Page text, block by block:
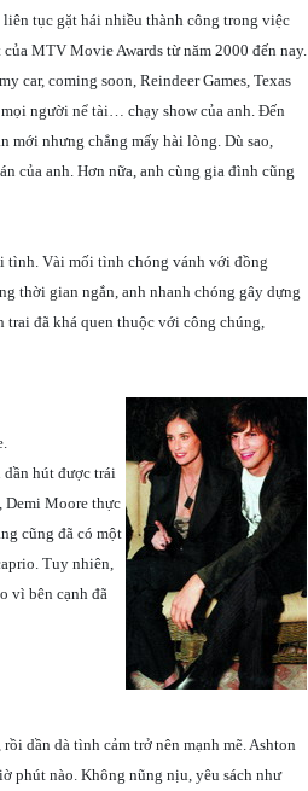
tục gặt hái nhiều thành công trong việc
MTV Movie Awards từ năm 2000 đến nay.
car, coming soon, Reindeer Games, Texas
người nể tài… chạy show của anh. Đến
mới nhưng chẳng mấy hài lòng. Dù sao,
của anh. Hơn nữa, anh cùng gia đình cũng
tình. Vài mối tình chóng vánh với đồng
thời gian ngắn, anh nhanh chóng gây dựng
đã khá quen thuộc với công chúng,
hút được trái
Demi Moore thực
cũng đã có một
Tuy nhiên,
vì bên cạnh đã
dần dà tình cảm trở nên mạnh mẽ. Ashton
phút nào. Không nũng nịu, yêu sách như